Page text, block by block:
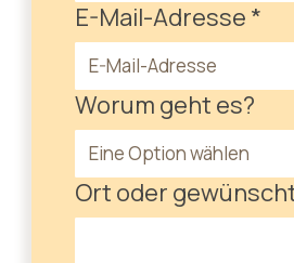
E-Mail-Adresse *
Worum geht es?
Ort oder